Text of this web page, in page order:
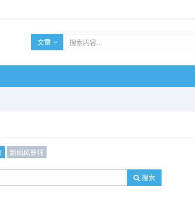
文章
新闻风景线
搜索